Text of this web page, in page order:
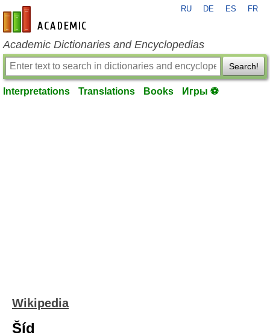
en-academic.com
RU DE ES FR
Academic Dictionaries and Encyclopedias
Search!
Interpretations Translations Books Игры ⚽
Wikipedia
Šíd